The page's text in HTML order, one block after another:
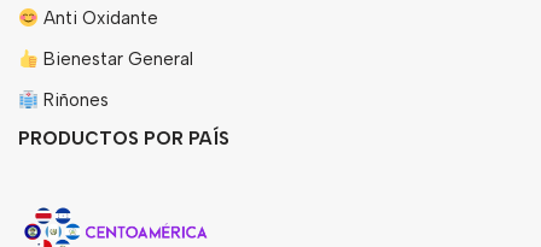
Anti Oxidante
Bienestar General
Riñones
PRODUCTOS POR PAÍS